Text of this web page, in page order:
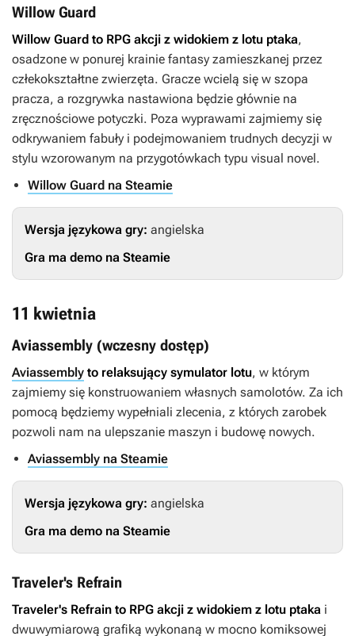
Willow Guard
Willow Guard to RPG akcji z widokiem z lotu ptaka,
osadzone w ponurej krainie fantasy zamieszkanej przez
człekokształtne zwierzęta. Gracze wcielą się w szopa
pracza, a rozgrywka nastawiona będzie głównie na
zręcznościowe potyczki. Poza wyprawami zajmiemy się
odkrywaniem fabuły i podejmowaniem trudnych decyzji w
stylu wzorowanym na przygotówkach typu visual novel.
Willow Guard na Steamie
Wersja językowa gry: angielska
Gra ma demo na Steamie
11 kwietnia
Aviassembly (wczesny dostęp)
Aviassembly to relaksujący symulator lotu, w którym
zajmiemy się konstruowaniem własnych samolotów. Za ich
pomocą będziemy wypełniali zlecenia, z których zarobek
pozwoli nam na ulepszanie maszyn i budowę nowych.
Aviassembly na Steamie
Wersja językowa gry: angielska
Gra ma demo na Steamie
Traveler's Refrain
Traveler's Refrain to RPG akcji z widokiem z lotu ptaka i
dwuwymiarową grafiką wykonaną w mocno komiksowej